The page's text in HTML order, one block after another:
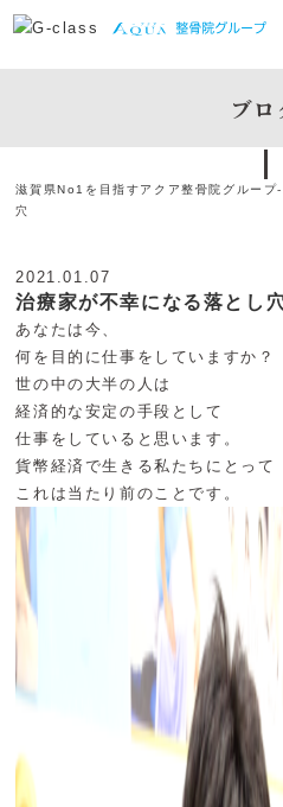
ブロ
滋賀県No1を目指すアクア整骨院グループ-
穴
2021.01.07
治療家が不幸になる落とし
あなたは今、
何を目的に仕事をしていますか？
世の中の大半の人は
経済的な安定の手段として
仕事をしていると思います。
貨幣経済で生きる私たちにとって
これは当たり前のことです。